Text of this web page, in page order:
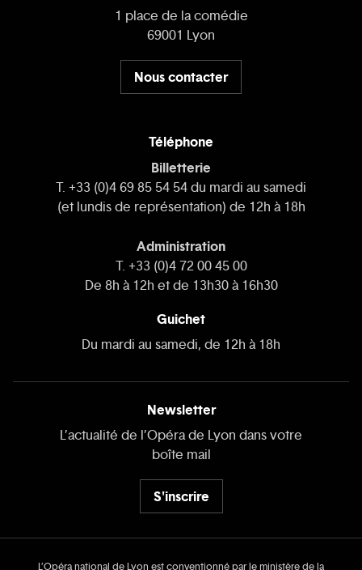
1 place de la comédie
69001 Lyon
Nous contacter
Téléphone
Billetterie
T. +33 (0)4 69 85 54 54 du mardi au samedi
(et lundis de représentation) de 12h à 18h
Administration
T. +33 (0)4 72 00 45 00
De 8h à 12h et de 13h30 à 16h30
Guichet
Du mardi au samedi, de 12h à 18h
Newsletter
L’actualité de l’Opéra de Lyon dans votre
boîte mail
S'inscrire
L’Opéra national de Lyon est conventionné par le ministère de la